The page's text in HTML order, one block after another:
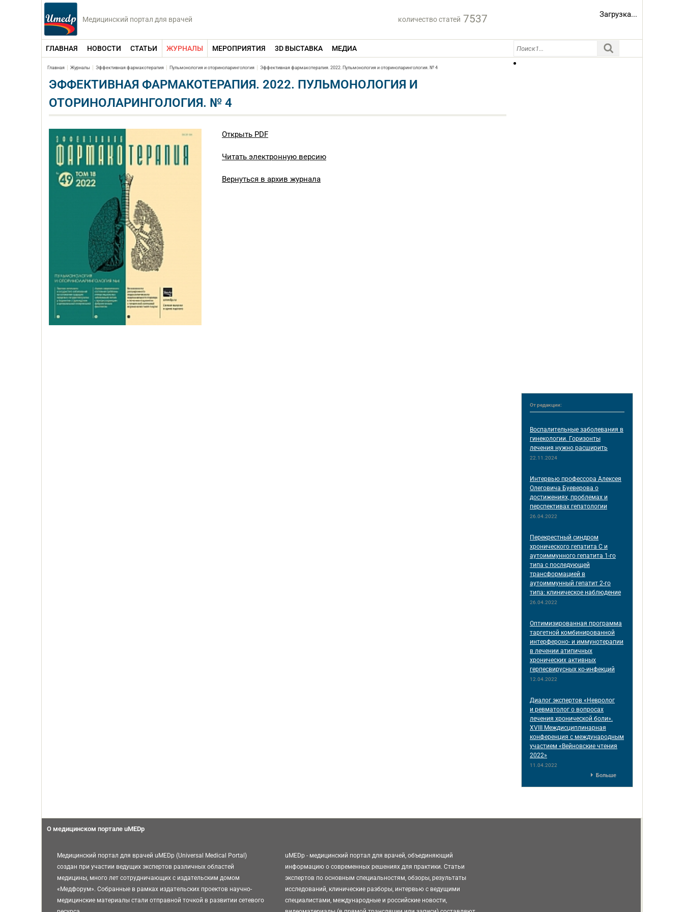
Медицинский портал для врачей количество статей 7537 Загрузка...
ГЛАВНАЯ НОВОСТИ СТАТЬИ ЖУРНАЛЫ МЕРОПРИЯТИЯ 3D ВЫСТАВКА МЕДИА
Главная Журналы Эффективная фармакотерапия Пульмонология и оториноларингология Эффективная фармакотерапия. 2022. Пульмонология и оториноларингология. № 4
ЭФФЕКТИВНАЯ ФАРМАКОТЕРАПИЯ. 2022. ПУЛЬМОНОЛОГИЯ И
ОТОРИНОЛАРИНГОЛОГИЯ. № 4
Открыть PDF
Читать электронную версию
Вернуться в архив журнала
От редакции:
Воспалительные заболевания в
гинекологии. Горизонты
лечения нужно расширить
22.11.2024
Интервью профессора Алексея
Олеговича Буеверова о
достижениях, проблемах и
перспективах гепатологии
26.04.2022
Перекрестный синдром
хронического гепатита С и
аутоиммунного гепатита 1-го
типа с последующей
трансформацией в
аутоиммунный гепатит 2-го
типа: клиническое наблюдение
26.04.2022
Оптимизированная программа
таргетной комбинированной
интерфероно- и иммунотерапии
в лечении атипичных
хронических активных
герпесвирусных ко-инфекций
12.04.2022
Диалог экспертов «Невролог
и ревматолог о вопросах
лечения хронической боли».
XVIII Междисциплинарная
конференция c международным
участием «Вейновские чтения
2022»
11.04.2022
Больше
О медицинском портале uMEDp
Медицинский портал для врачей uMEDp (Universal Medical Portal)
создан при участии ведущих экспертов различных областей
медицины, много лет сотрудничающих с издательским домом
«Медфорум». Собранные в рамках издательских проектов научно-
медицинские материалы стали отправной точкой в развитии сетевого
uMEDp - медицинский портал для врачей, объединяющий
информацию о современных решениях для практики. Статьи
экспертов по основным специальностям, обзоры, результаты
исследований, клинические разборы, интервью с ведущими
специалистами, международные и российские новости,